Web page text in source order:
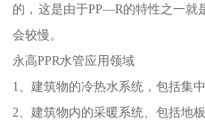
的，这是由于PP—R的特性之一就
会较慢。
永高PPR水管应用领域
1、建筑物的冷热水系统，包括集
2、建筑物内的采暖系统、包括地